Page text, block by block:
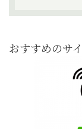
おすすめのサ